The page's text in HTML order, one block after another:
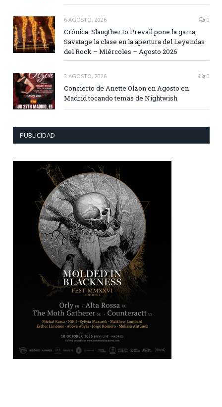
6 AGOSTO, 2026 0
Crónica: Slaugther to Prevail pone la garra,
Savatage la clase en la apertura del Leyendas
del Rock – Miércoles – Agosto 2026
3 AGOSTO, 2026 0
Concierto de Anette Olzon en Agosto en
Madrid tocando temas de Nightwish
PUBLICIDAD